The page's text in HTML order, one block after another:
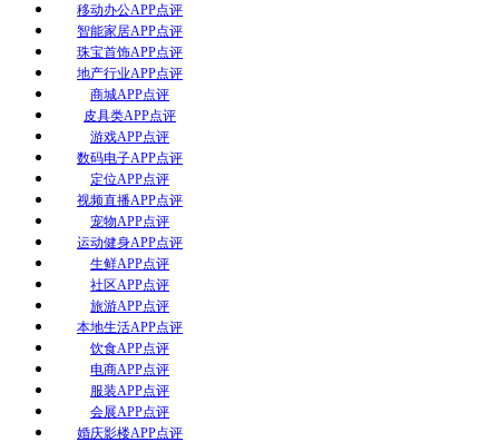
移动办公APP点评
智能家居APP点评
珠宝首饰APP点评
地产行业APP点评
商城APP点评
皮具类APP点评
游戏APP点评
数码电子APP点评
定位APP点评
视频直播APP点评
宠物APP点评
运动健身APP点评
生鲜APP点评
社区APP点评
旅游APP点评
本地生活APP点评
饮食APP点评
电商APP点评
服装APP点评
会展APP点评
婚庆影楼APP点评